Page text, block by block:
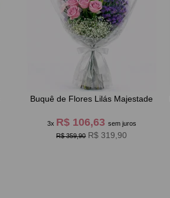
Buquê de Flores Lilás Majestade
3x R$ 106,63 sem juros
R$ 359,90 R$ 319,90